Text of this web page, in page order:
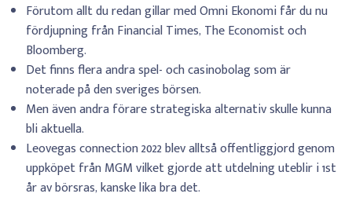
Förutom allt du redan gillar med Omni Ekonomi får du nu
fördjupning från Financial Times, The Economist och
Bloomberg.
Det finns flera andra spel- och casinobolag som är
noterade på den sveriges börsen.
Men även andra förare strategiska alternativ skulle kunna
bli aktuella.
Leovegas connection 2022 blev alltså offentliggjord genom
uppköpet från MGM vilket gjorde att utdelning uteblir i 1st
år av börsras, kanske lika bra det.